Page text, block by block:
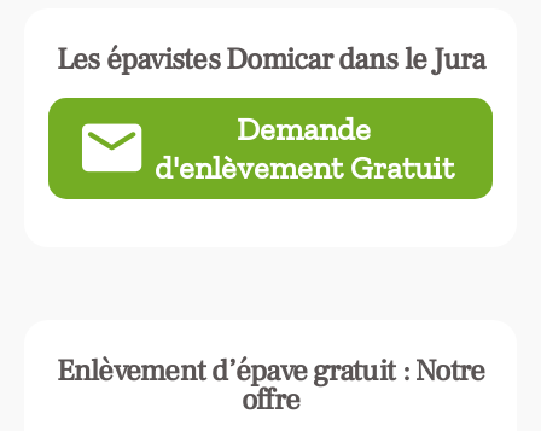
Les épavistes Domicar dans le Jura
email
Demande
d'enlèvement Gratuit
Enlèvement d’épave gratuit : Notre
offre